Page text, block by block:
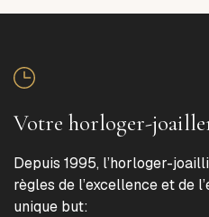
Votre horloger-
Depuis 1995, l’horloger-
règles de l’excellence et de
unique but: